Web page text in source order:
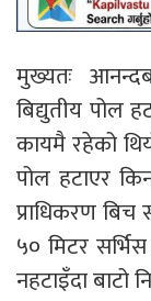
मुख्यतः
बिद्युतीय पोल
कायमै रहेको
पोल हटाएर
प्राधिकरण
५० मिटर
नहटाइँदा बाटो